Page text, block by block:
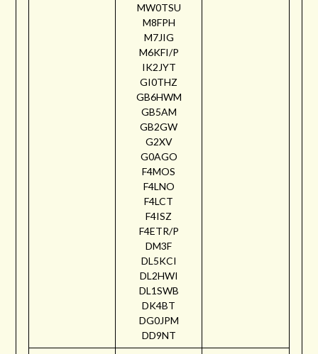
MW0TSU
M8FPH
M7JIG
M6KFI/P
IK2JYT
GI0THZ
GB6HWM
GB5AM
GB2GW
G2XV
G0AGO
F4MOS
F4LNO
F4LCT
F4ISZ
F4ETR/P
DM3F
DL5KCI
DL2HWI
DL1SWB
DK4BT
DG0JPM
DD9NT